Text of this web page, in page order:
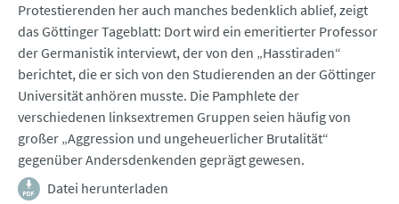
Protestierenden her auch manches bedenklich ablief, zeigt
das Göttinger Tageblatt: Dort wird ein emeritierter Professor
der Germanistik interviewt, der von den „Hasstiraden“
berichtet, die er sich von den Studierenden an der Göttinger
Universität anhören musste. Die Pamphlete der
verschiedenen linksextremen Gruppen seien häufig von
großer „Aggression und ungeheuerlicher Brutalität“
gegenüber Andersdenkenden geprägt gewesen.
Datei herunterladen